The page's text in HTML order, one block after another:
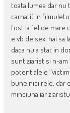
toata lumea dar
carnati) in
fost la fel de mare
e vb de sex. hai sa
daca nu a stat in
sunt ziarist si n-
potentialele
bune nici rele, dar
minciuna iar